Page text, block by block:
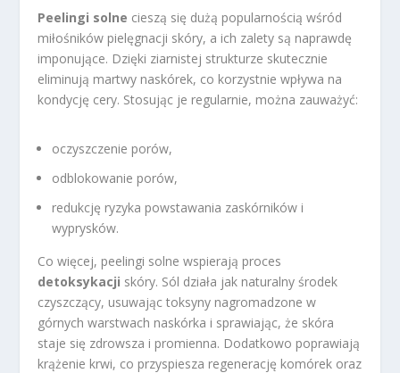
Peelingi solne cieszą się dużą popularnością wśród
miłośników pielęgnacji skóry, a ich zalety są naprawdę
imponujące. Dzięki ziarnistej strukturze skutecznie
eliminują martwy naskórek, co korzystnie wpływa na
kondycję cery. Stosując je regularnie, można zauważyć:
oczyszczenie porów,
odblokowanie porów,
redukcję ryzyka powstawania zaskórników i
wyprysków.
Co więcej, peelingi solne wspierają proces
detoksykacji skóry. Sól działa jak naturalny środek
czyszczący, usuwając toksyny nagromadzone w
górnych warstwach naskórka i sprawiając, że skóra
staje się zdrowsza i promienna. Dodatkowo poprawiają
krążenie krwi, co przyspiesza regenerację komórek oraz